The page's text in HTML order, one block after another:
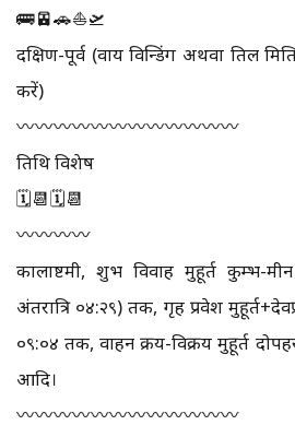
🚌🚈🚗⛵🛫
दक्षिण-पूर्व (वाय विन्डिंग अथवा तिल
करें)
〰️〰️〰️〰️〰️〰️〰️〰️〰️〰️〰️〰️
तिथि विशेष
🗓📆🗓📆
〰️〰️〰️〰️
कालाष्टमी, शुभ विवाह मुहूर्त कुम्भ-
अंतरात्रि ०४:२९) तक, गृह प्रवेश
०९:०४ तक, वाहन क्रय-विक्रय मुहूर्त
आदि।
〰️〰️〰️〰️〰️〰️〰️〰️〰️〰️〰️〰️